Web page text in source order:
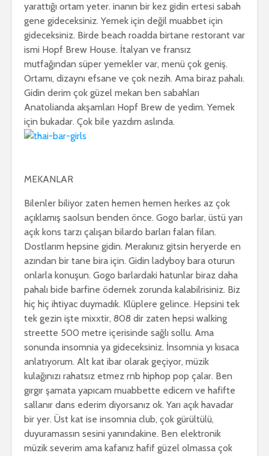
yarattığı ortam yeter. inanın bir kez gidin ertesi sabah
gene gideceksiniz. Yemek için değil muabbet için
gideceksiniz. Birde beach roadda birtane restorant var
ismi Hopf Brew House. İtalyan ve fransız
mutfağından süper yemekler var, menü çok geniş.
Ortamı, dizaynı efsane ve çok nezih. Ama biraz pahalı.
Gidin derim çok güzel mekan ben sabahları
Anatolianda akşamları Hopf Brew de yedim. Yemek
için bukadar. Çok bile yazdım aslında.
MEKANLAR
Bilenler biliyor zaten hemen hemen herkes az çok
açıklamış saolsun benden önce. Gogo barlar, üstü yarı
açık kons tarzı çalışan bilardo barları falan filan.
Dostlarım hepsine gidin. Merakınız gitsin heryerde en
azından bir tane bira için. Gidin ladyboy bara oturun
onlarla konuşun. Gogo barlardaki hatunlar biraz daha
pahalı bide barfine ödemek zorunda kalabilrisiniz. Biz
hiç hiç ihtiyac duymadık. Klüplere gelince. Hepsini tek
tek gezin işte mixxtir, 808 dir zaten hepsi walking
streette 500 metre içerisinde sağlı sollu. Ama
sonunda insomnia ya gideceksiniz. İnsomnia yı kısaca
anlatıyorum. Alt kat ibar olarak geçiyor, müzik
kulağınızı rahatsız etmez rnb hiphop pop çalar. Ben
gırgır şamata yapıcam muabbette edicem ve hafifte
sallanır dans ederim diyorsanız ok. Yarı açık havadar
bir yer. Üst kat ise insomnia club, çok gürültülü,
duyuramassın sesini yanındakine. Ben elektronik
müzik severim ama kafanız hafif güzel olmassa çok